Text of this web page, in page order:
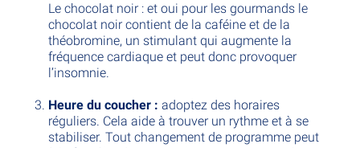
Le chocolat noir : et oui pour les gourmands le
chocolat noir contient de la caféine et de la
théobromine, un stimulant qui augmente la
fréquence cardiaque et peut donc provoquer
l’insomnie.
Heure du coucher : adoptez des horaires
réguliers. Cela aide à trouver un rythme et à se
stabiliser. Tout changement de programme peut